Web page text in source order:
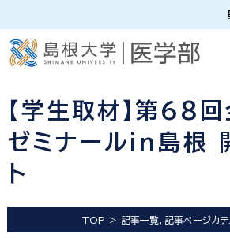
【学生取材】第68
ゼミナールin島根
ト
TOP 記事一覧，記事ページカテ